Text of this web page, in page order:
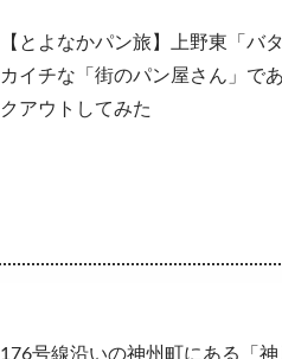
【とよなかパン旅】上野東「バ
カイチな「街のパン屋さん」で
クアウトしてみた
176号線沿いの神州町にある「